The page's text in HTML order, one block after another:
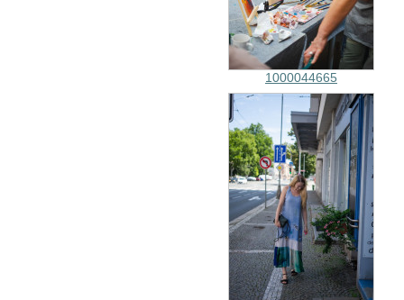
1000044665